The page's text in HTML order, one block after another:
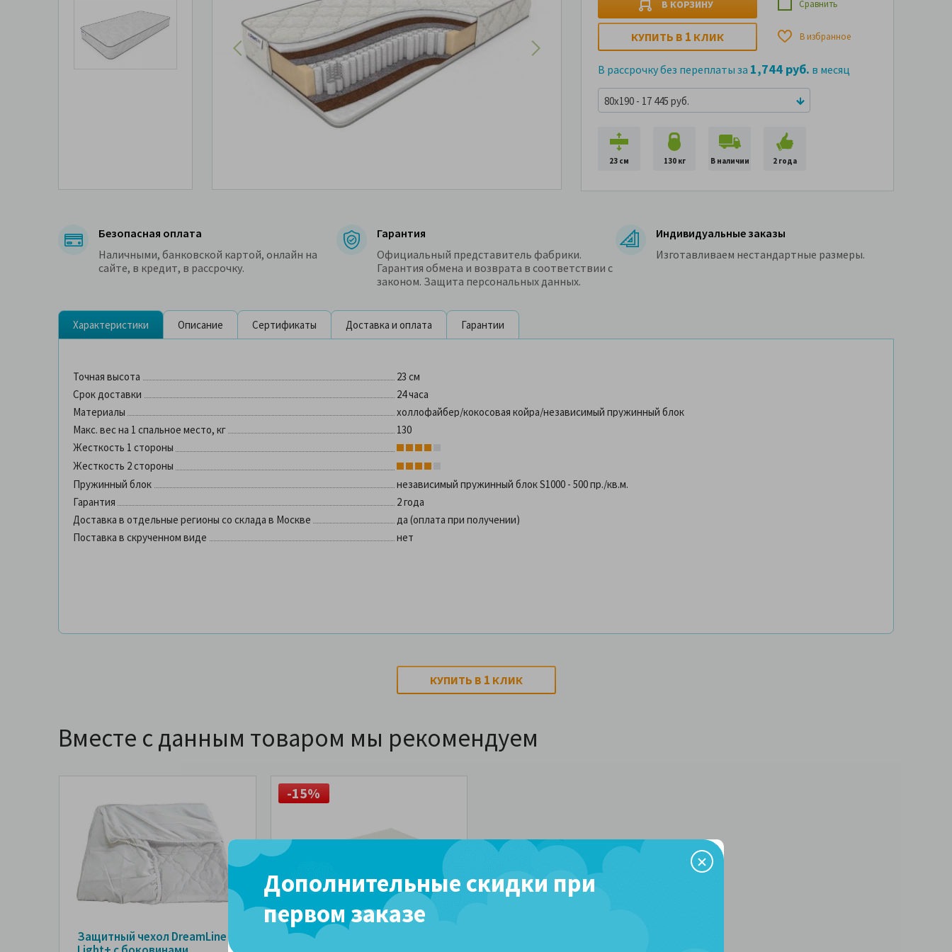
В КОРЗИНУ Сравнить
В избранное
КУПИТЬ В 1 КЛИК
В рассрочку без переплаты за 1,744 руб. в месяц
80x190 - 17 445 руб.
23 см 130 кг В наличии 2 года
Безопасная оплата
Наличными, банковской картой, онлайн на
сайте, в кредит, в рассрочку.
Гарантия
Официальный представитель фабрики.
Гарантия обмена и возврата в соответствии с
законом. Защита персональных данных.
Индивидуальные заказы
Изготавливаем нестандартные размеры.
Характеристики Описание Сертификаты Доставка и оплата Гарантии
Точная высота
23 см
Срок доставки
24 часа
Материалы
холлофайбер/кокосовая койра/независимый пружинный блок
Макс. вес на 1 спальное место, кг
130
Жесткость 1 стороны
Жесткость 2 стороны
Пружинный блок
независимый пружинный блок S1000 - 500 пр./кв.м.
Гарантия
2 года
Доставка в отдельные регионы со склада в Москве
да (оплата при получении)
Поставка в скрученном виде
нет
КУПИТЬ В 1 КЛИК
Вместе с данным товаром мы рекомендуем
Защитный чехол DreamLine
-15%
Подушка DreamLine Basic
Дополнительные скидки при
первом заказе